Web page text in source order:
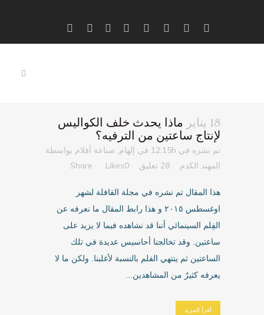
18 يناير
ماذا يحدث خلف الكواليس
لإنتاج ساعتين من الترفيه؟
تم نشره في 12:15h في إلهام, صناعة أفلام بواسطة
المهند الكدم
28 تعليق 0
Likes
Share
هذا المقال تم نشره في مجلة القافلة لشهر
اوغسطس ٢٠١٥ و هذا رابط المقال ما نعرفه عن
الفِلم السينمائي أننا قد نشاهده فيما لا يزيد على
ساعتين. وقد تخالجنا أحاسيس عديدة في تلك
الساعتين ثم ينتهي الفلم بالنسبة لأغلبنا. ولكن ما لا
يعرفه كثيرٌ من المشاهدين...
أقرأ المزيد